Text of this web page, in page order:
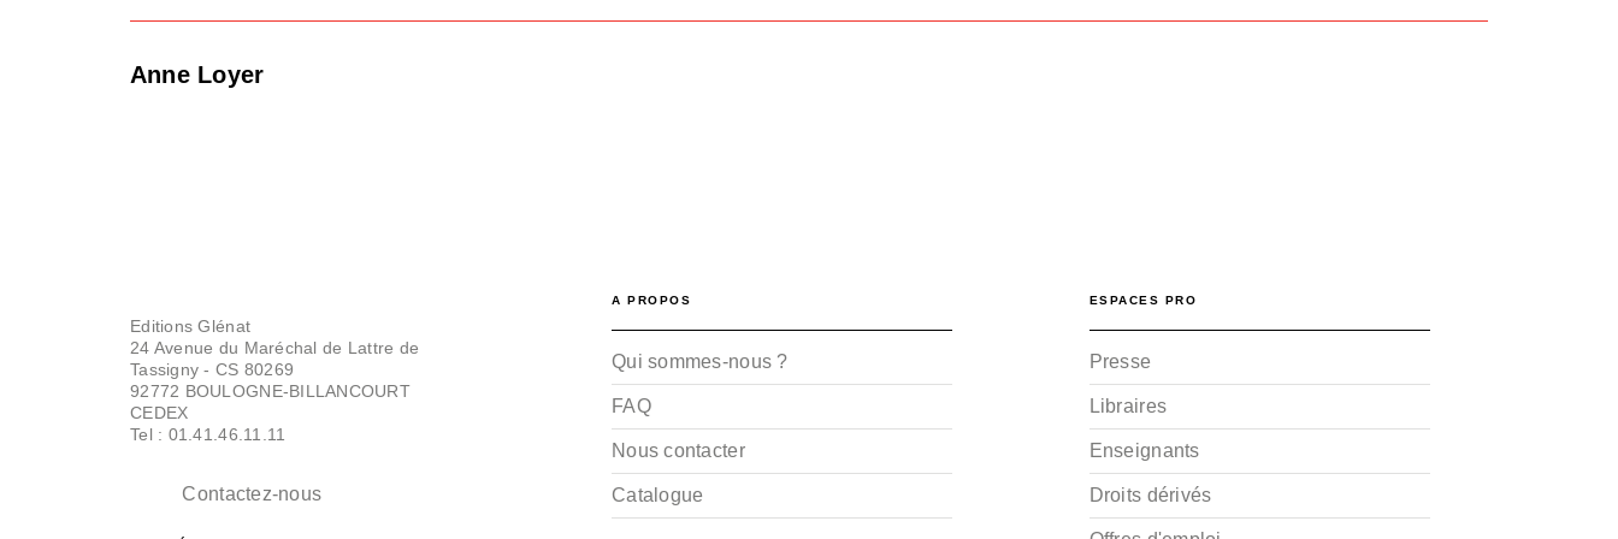
Anne Loyer
Editions Glénat
24 Avenue du Maréchal de Lattre de
Tassigny - CS 80269
92772 BOULOGNE-BILLANCOURT
CEDEX
Tel : 01.41.46.11.11
Contactez-nous
A PROPOS
Qui sommes-nous ?
FAQ
Nous contacter
Catalogue
ESPACES PRO
Presse
Libraires
Enseignants
Droits dérivés